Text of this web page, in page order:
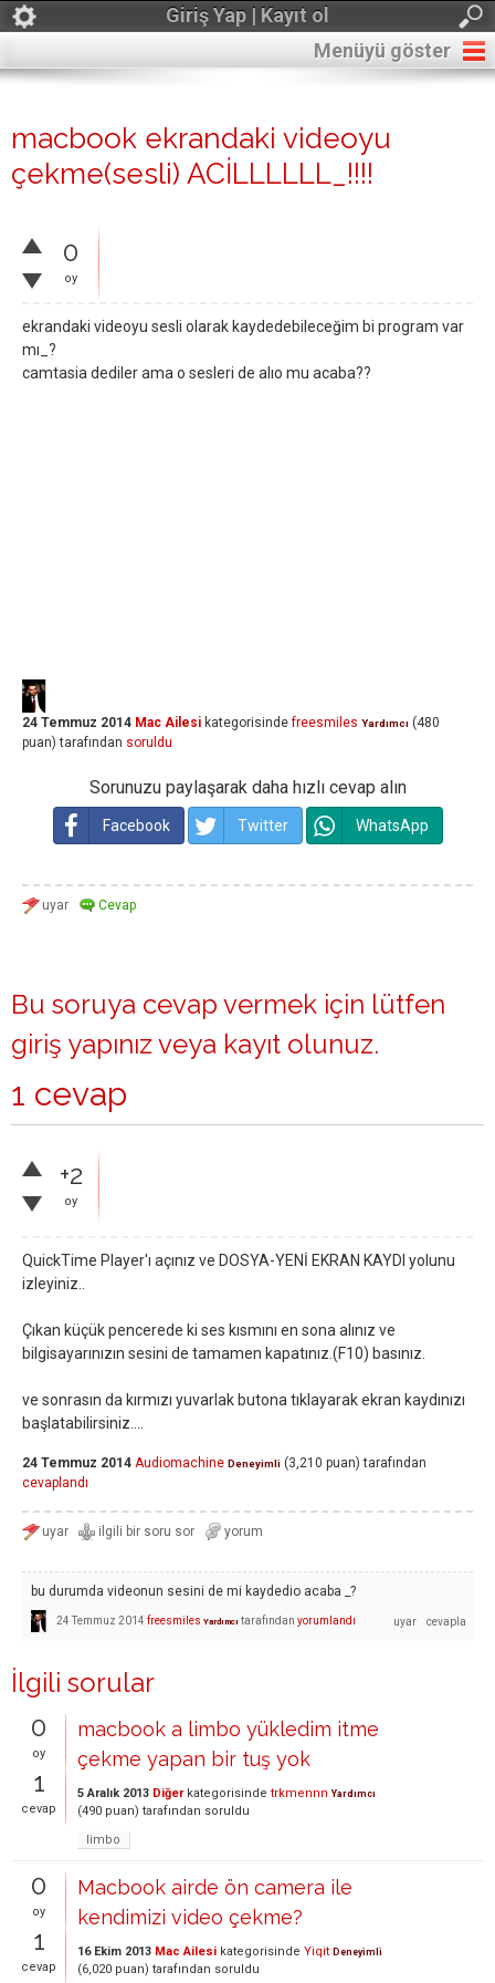
Giriş Yap | Kayıt ol
Menüyü göster
macbook ekrandaki videoyu
çekme(sesli) ACİLLLLLL_!!!!
0
oy
ekrandaki videoyu sesli olarak kaydedebileceğim bi program var
mı_?
camtasia dediler ama o sesleri de alıo mu acaba??
24 Temmuz 2014 Mac Ailesi kategorisinde freesmiles Yardımcı (480
puan) tarafından soruldu
Sorunuzu paylaşarak daha hızlı cevap alın
Facebook Twitter WhatsApp
Bu soruya cevap vermek için lütfen
giriş yapınız veya kayıt olunuz.
1 cevap
+2
oy
QuickTime Player'ı açınız ve DOSYA-YENİ EKRAN KAYDI yolunu
izleyiniz..
Çıkan küçük pencerede ki ses kısmını en sona alınız ve
bilgisayarınızın sesini de tamamen kapatınız.(F10) basınız.
ve sonrasın da kırmızı yuvarlak butona tıklayarak ekran kaydınızı
başlatabilirsiniz....
24 Temmuz 2014 Audiomachine Deneyimli (3,210 puan) tarafından
cevaplandı
bu durumda videonun sesini de mi kaydedio acaba _?
24 Temmuz 2014 freesmiles Yardımcı tarafından yorumlandı
İlgili sorular
0
oy
1
cevap
macbook a limbo yükledim itme
çekme yapan bir tuş yok
5 Aralık 2013 Diğerkategorisinde trkmennn Yardımcı
(490 puan) tarafından soruldu
limbo
0
oy
1
cevap
Macbook airde ön camera ile
kendimizi video çekme?
16 Ekim 2013 Mac Ailesi kategorisinde Yiqit Deneyimli
(6,020 puan) tarafından soruldu